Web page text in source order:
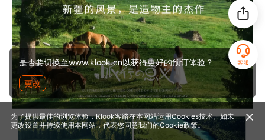
是否要切换至www.klook.cn以获得更好的预订体验？
更改
客服
为了提供最佳的浏览体验，Klook客路在本网站运用Cookies技术。如未
更改设置并持续使用本网站，代表您同意我们的Cookie政策。